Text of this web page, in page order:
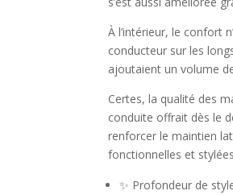
À l’intérieur, le confort
conducteur sur les
ajoutaient un volume
Certes, la qualité des
conduite offrait dès le
renforcer le maintien
fonctionnelles et
✨ Profondeur de